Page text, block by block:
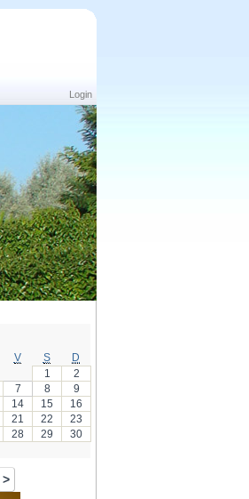
Login
V S
D
1
2
7 8
9
14 15
16
21 22
23
28 29
30